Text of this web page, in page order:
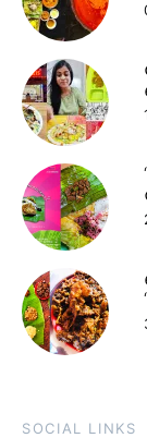
SOCIAL LINKS